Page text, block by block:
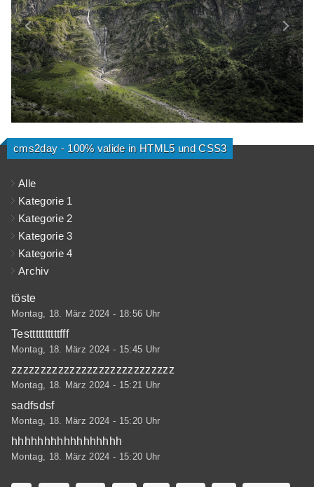
Kategorie 3 (1)
Kategorie 4 (1)
Kategorie 5 (1)
on line2331
Warenkorb (leer)
cms2day - 100% valide in HTML5 und CSS3
Alle
Kategorie 1
Kategorie 2
Kategorie 3
Kategorie 4
Archiv
töste
Montag, 18. März 2024 - 18:56 Uhr
Testtttttttttfff
Montag, 18. März 2024 - 15:45 Uhr
zzzzzzzzzzzzzzzzzzzzzzzzzzzz
Montag, 18. März 2024 - 15:21 Uhr
sadfsdsf
Montag, 18. März 2024 - 15:20 Uhr
hhhhhhhhhhhhhhhhh
Montag, 18. März 2024 - 15:20 Uhr